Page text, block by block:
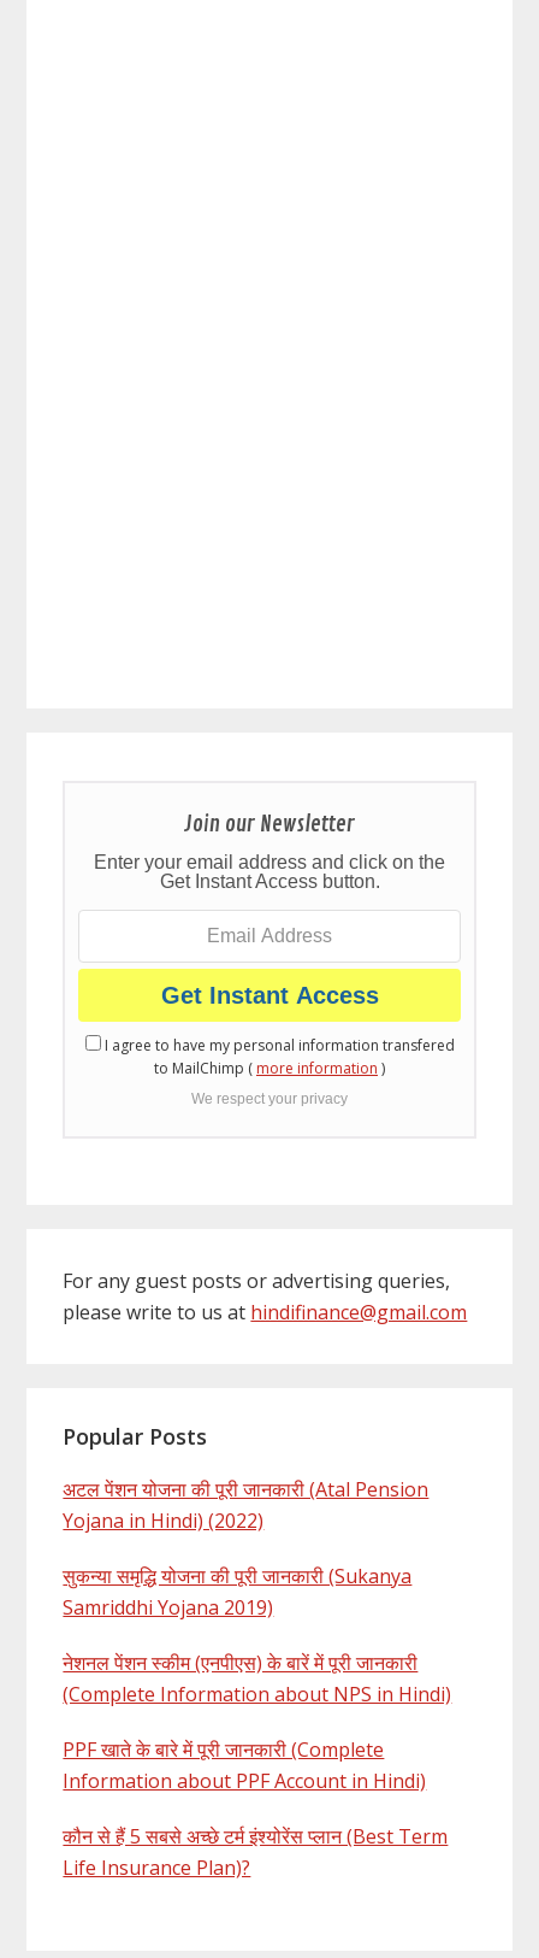
Join our Newsletter
Enter your email address and click on the
Get Instant Access button.
I agree to have my personal information transfered
to MailChimp ( more information )
We respect your privacy
For any guest posts or advertising queries,
please write to us at hindifinance@gmail.com
Popular Posts
अटल पेंशन योजना की पूरी जानकारी (Atal Pension
Yojana in Hindi) (2022)
सुकन्या समृद्धि योजना की पूरी जानकारी (Sukanya
Samriddhi Yojana 2019)
नेशनल पेंशन स्कीम (एनपीएस) के बारें में पूरी जानकारी
(Complete Information about NPS in Hindi)
PPF खाते के बारे में पूरी जानकारी (Complete
Information about PPF Account in Hindi)
कौन से हैं 5 सबसे अच्छे टर्म इंश्योरेंस प्लान (Best Term
Life Insurance Plan)?